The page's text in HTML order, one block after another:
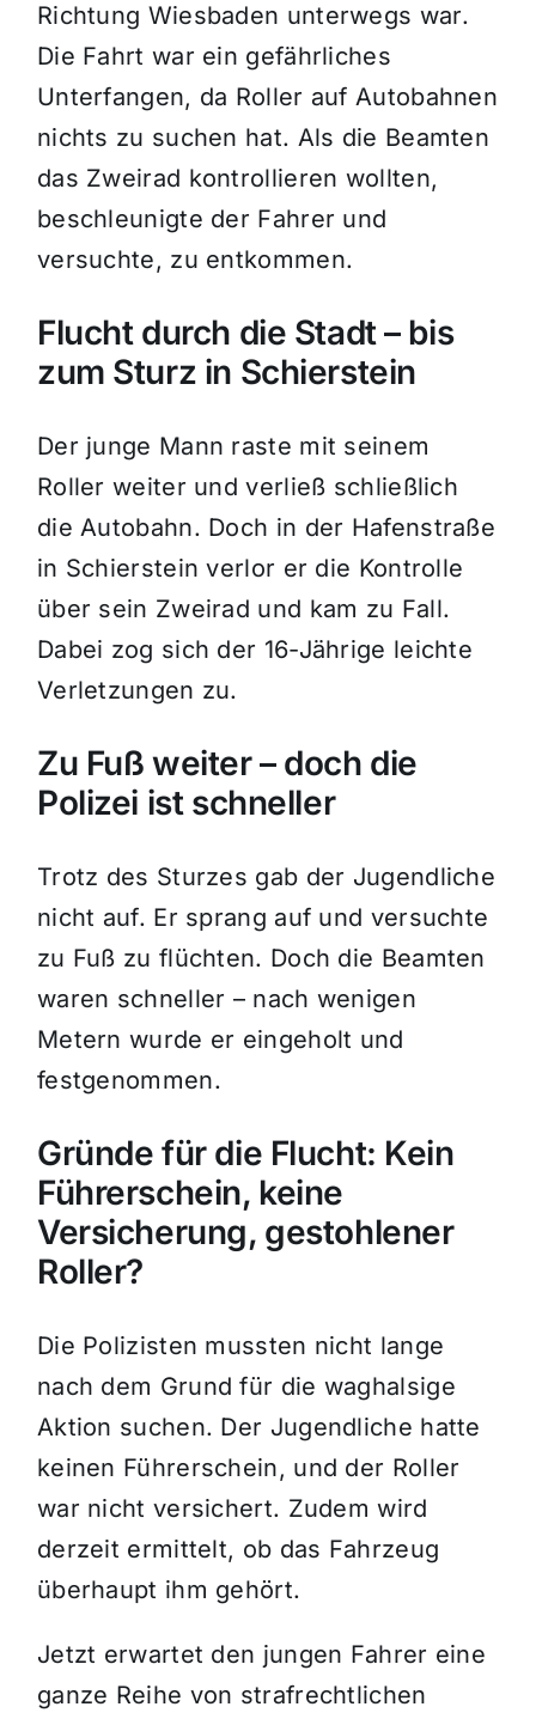
Richtung Wiesbaden unterwegs war.
Die Fahrt war ein gefährliches
Unterfangen, da Roller auf Autobahnen
nichts zu suchen hat. Als die Beamten
das Zweirad kontrollieren wollten,
beschleunigte der Fahrer und
versuchte, zu entkommen.
Flucht durch die Stadt – bis
zum Sturz in Schierstein
Der junge Mann raste mit seinem
Roller weiter und verließ schließlich
die Autobahn. Doch in der Hafenstraße
in Schierstein verlor er die Kontrolle
über sein Zweirad und kam zu Fall.
Dabei zog sich der 16-Jährige leichte
Verletzungen zu.
Zu Fuß weiter – doch die
Polizei ist schneller
Trotz des Sturzes gab der Jugendliche
nicht auf. Er sprang auf und versuchte
zu Fuß zu flüchten. Doch die Beamten
waren schneller – nach wenigen
Metern wurde er eingeholt und
festgenommen.
Gründe für die Flucht: Kein
Führerschein, keine
Versicherung, gestohlener
Roller?
Die Polizisten mussten nicht lange
nach dem Grund für die waghalsige
Aktion suchen. Der Jugendliche hatte
keinen Führerschein, und der Roller
war nicht versichert. Zudem wird
derzeit ermittelt, ob das Fahrzeug
überhaupt ihm gehört.
Jetzt erwartet den jungen Fahrer eine
ganze Reihe von strafrechtlichen